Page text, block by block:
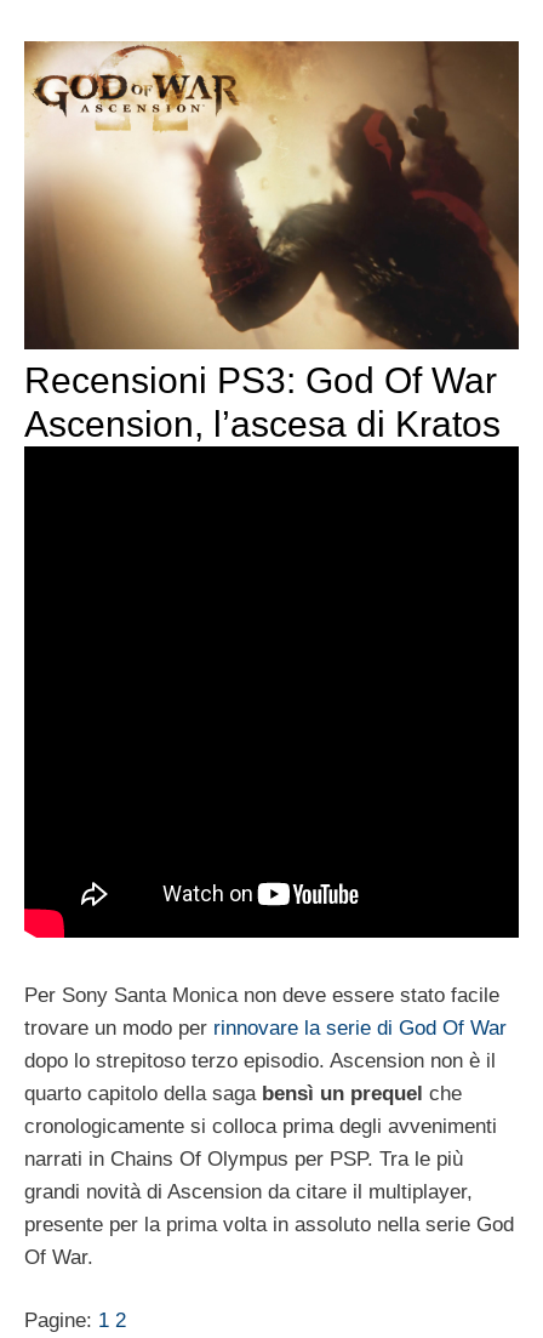
Recensioni PS3: God Of War
Ascension, l’ascesa di Kratos
Per Sony Santa Monica non deve essere stato facile
trovare un modo per rinnovare la serie di God Of War
dopo lo strepitoso terzo episodio. Ascension non è il
quarto capitolo della saga bensì un prequel che
cronologicamente si colloca prima degli avvenimenti
narrati in Chains Of Olympus per PSP. Tra le più
grandi novità di Ascension da citare il multiplayer,
presente per la prima volta in assoluto nella serie God
Of War.
Pagine: 1 2